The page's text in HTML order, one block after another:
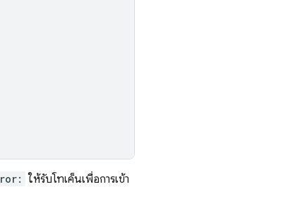
ให้รับโทเค็นเพื่อการเข้า